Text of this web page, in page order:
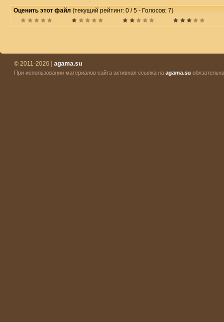
Оценить этот файл (текущий рейтинг: 0 / 5 - Голосов: 7)
© 2011-2026 | agama.su
При использовании материалов сайта активная ссылка на agama.su